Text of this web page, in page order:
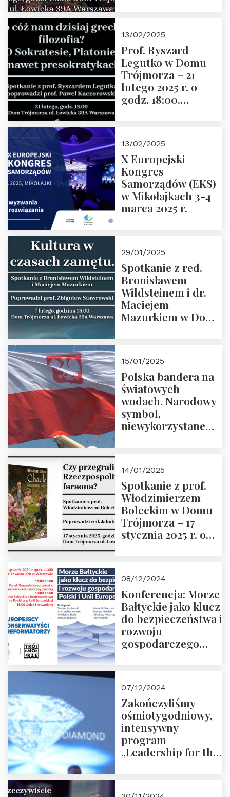
13/02/2025
Prof. Ryszard
Legutko w Domu
Trójmorza – 21
lutego 2025 r. o
godz. 18:00.
Zapraszamy
13/02/2025
X Europejski
Kongres
Samorządów (EKS)
w Mikołajkach 3-4
marca 2025 r.
29/01/2025
Spotkanie z red.
Bronisławem
Wildsteinem i dr.
Maciejem
Mazurkiem w Domu
Prowadzi prof.
Zbigniew
Stawrowski
15/01/2025
Polska bandera na
światowych
wodach. Narodowy
symbol,
niewykorzystane
14/01/2025
Spotkanie z prof.
Włodzimierzem
Boleckim w Domu
Trójmorza – 17
stycznia 2025 r. o
08/12/2024
Konferencja: Morze
Bałtyckie jako klucz
do bezpieczeństwa i
rozwoju
gospodarczego
ZAPRASZAMY
07/12/2024
Zakończyliśmy
ośmiotygodniowy,
intensywny
program
„Leadership for the